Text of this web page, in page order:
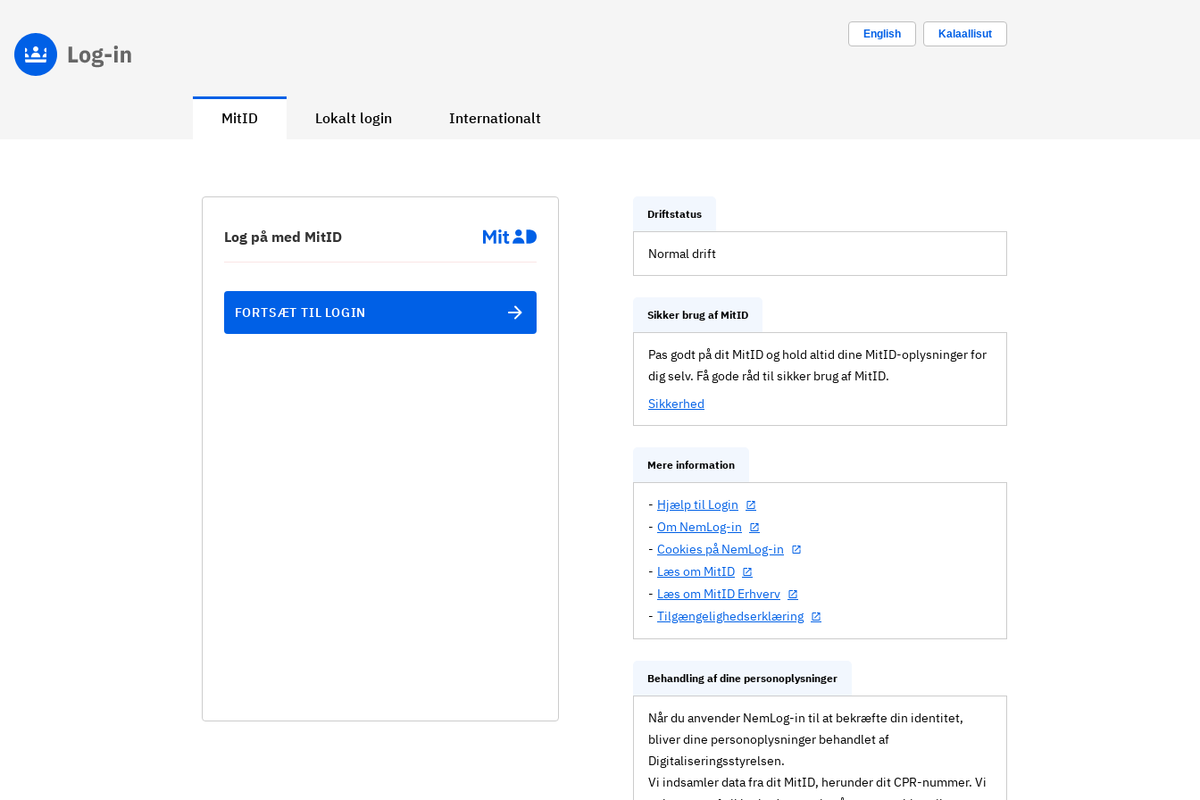
English Kalaallisut
MitID Lokalt login Internationalt
Log på med MitID
FORTSÆT TIL LOGIN
Driftstatus
Normal drift
Sikker brug af MitID
Pas godt på dit MitID og hold altid dine MitID-oplysninger for
dig selv. Få gode råd til sikker brug af MitID.
Sikkerhed
Mere information
Hjælp til Login
Om NemLog-in
Cookies på NemLog-in
Læs om MitID
Læs om MitID Erhverv
Tilgængelighedserklæring
Behandling af dine personoplysninger
Når du anvender NemLog-in til at bekræfte din identitet,
bliver dine personoplysninger behandlet af
Digitaliseringsstyrelsen.
Vi indsamler data fra dit MitID, herunder dit CPR-nummer. Vi